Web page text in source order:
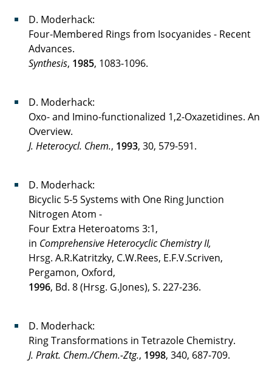
D. Moderhack:
Four-Membered Rings from Isocyanides - Recent
Advances.
Synthesis, 1985, 1083-1096.
D. Moderhack:
Oxo- and Imino-functionalized 1,2-Oxazetidines. An
Overview.
J. Heterocycl. Chem., 1993, 30, 579-591.
D. Moderhack:
Bicyclic 5-5 Systems with One Ring Junction
Nitrogen Atom -
Four Extra Heteroatoms 3:1,
in Comprehensive Heterocyclic Chemistry II,
Hrsg. A.R.Katritzky, C.W.Rees, E.F.V.Scriven,
Pergamon, Oxford,
1996, Bd. 8 (Hrsg. G.Jones), S. 227-236.
D. Moderhack:
Ring Transformations in Tetrazole Chemistry.
J. Prakt. Chem./Chem.-Ztg., 1998, 340, 687-709.